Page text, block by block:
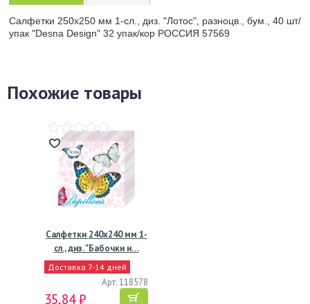
Салфетки 250х250 мм 1-сл., диз. "Лотос", разноцв., бум., 40 шт/
упак "Desna Design" 32 упак/кор РОССИЯ 57569
Похожие товары
Салфетки 240х240 мм 1-
сл., диз. "Бабочки и…
Доставка 7-14 дней
Арт: 118578
35,84 ₽